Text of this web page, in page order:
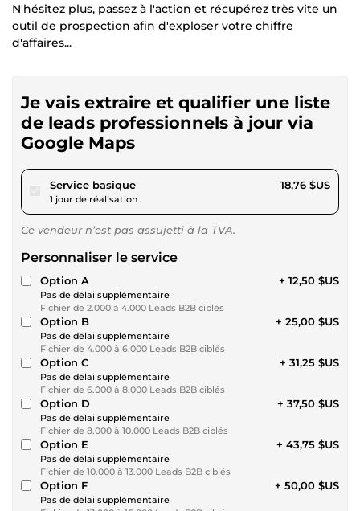
N'hésitez plus, passez à l'action et récupérez très vite un
outil de prospection afin d'exploser votre chiffre
d'affaires...
Je vais extraire et qualifier une liste
de leads professionnels à jour via
Google Maps
Service basiquepour 17,28 $US
1 jour de réalisation
18,76 $US
Ce vendeur n’est pas assujetti à la TVA.
Personnaliser le service
Option A
Pas de délai supplémentaire
Fichier de 2.000 à 4.000 Leads B2B ciblés
+ 12,50 $US
Option B
Pas de délai supplémentaire
Fichier de 4.000 à 6.000 Leads B2B ciblés
+ 25,00 $US
Option C
Pas de délai supplémentaire
Fichier de 6.000 à 8.000 Leads B2B ciblés
+ 31,25 $US
Option D
Pas de délai supplémentaire
Fichier de 8.000 à 10.000 Leads B2B ciblés
+ 37,50 $US
Option E
Pas de délai supplémentaire
Fichier de 10.000 à 13.000 Leads B2B ciblés
+ 43,75 $US
Option F
Pas de délai supplémentaire
+ 50,00 $US